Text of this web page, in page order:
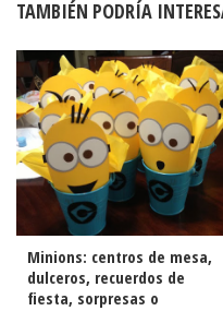
TAMBIÉN PODRÍA
Tutorial para hacer
invitaciones de mapa del
tesoro.